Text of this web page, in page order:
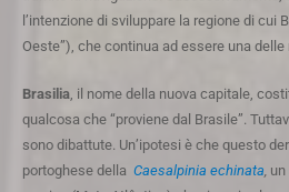
l’intenzione di sviluppare la regione di cui
Oeste”), che continua ad essere una
Brasilia, il nome della nuova capitale,
qualcosa che “proviene dal Brasile”.
sono dibattute. Un’ipotesi è che questo
portoghese della Caesalpinia echinata,